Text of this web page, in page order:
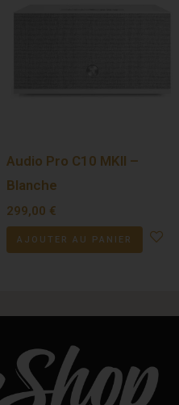
Audio Pro C10 MKII –
Blanche
299,00 €
AJOUTER AU PANIER